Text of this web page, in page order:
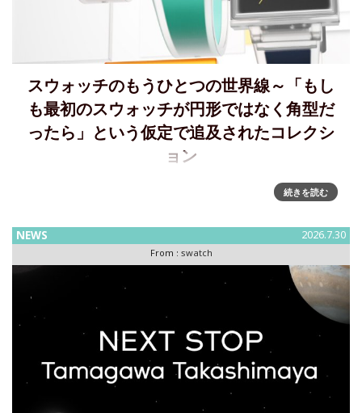
スウォッチのもうひとつの世界線～「もし
も最初のスウォッチが円形ではなく角型だ
ったら」という仮定で追及されたコレクシ
ョン
新しいスクエアの世界～Swatch が WHAT IF…JELLY? コレク
ションを発表WHAT IF? コレクションは、「もしも最初のス
続きを読む
NEWS 2026.7.30
From : swatch